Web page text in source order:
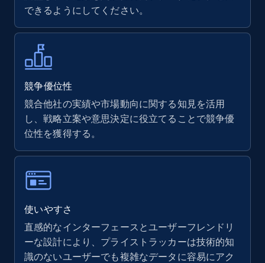
できるようにしてください。
競争優位性
競合他社の実績や市場動向に関する知見を活用
し、戦略立案や意思決定に役立てることで競争優
位性を獲得する。
使いやすさ
直感的なインターフェースとユーザーフレンドリ
ーな設計により、プライストラッカーは技術的知
識のないユーザーでも複雑なデータに容易にアク